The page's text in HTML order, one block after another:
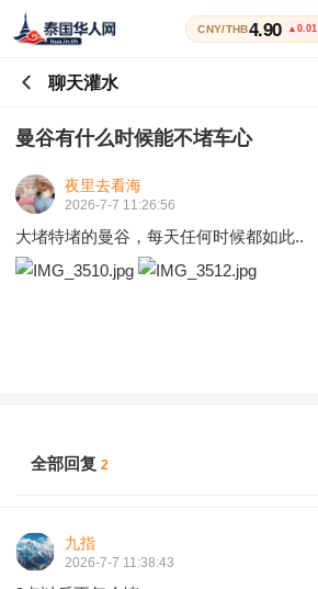
CNY/THB4.90 ▲0.01
聊天灌水
曼谷有什么时候能不堵车心
夜里去看海
2026-7-7 11:26:56
大堵特堵的曼谷，每天任何时候都如此..
全部回复 2
九指
2026-7-7 11:38:43